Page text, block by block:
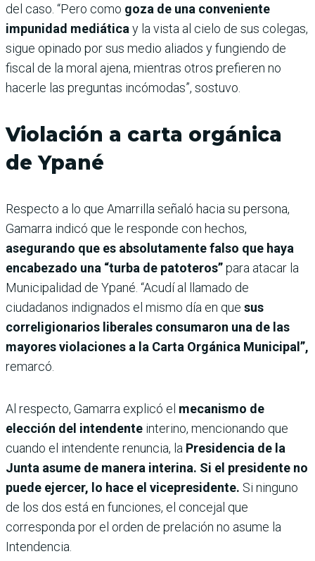
del caso. “Pero como goza de una conveniente
impunidad mediática y la vista al cielo de sus colegas,
sigue opinado por sus medio aliados y fungiendo de
fiscal de la moral ajena, mientras otros prefieren no
hacerle las preguntas incómodas”, sostuvo.
Violación a carta orgánica
de Ypané
Respecto a lo que Amarrilla señaló hacia su persona,
Gamarra indicó que le responde con hechos,
asegurando que es absolutamente falso que haya
encabezado una “turba de patoteros”para atacar la
Municipalidad de Ypané. “Acudí al llamado de
ciudadanos indignados el mismo día en que sus
correligionarios liberales consumaron una de las
mayores violaciones a la Carta Orgánica Municipal”,
remarcó.
Al respecto, Gamarra explicó el mecanismo de
elección del intendente interino, mencionando que
cuando el intendente renuncia, la Presidencia de la
Junta asume de manera interina. Si el presidente no
puede ejercer, lo hace el vicepresidente. Si ninguno
de los dos está en funciones, el concejal que
corresponda por el orden de prelación no asume la
Intendencia.